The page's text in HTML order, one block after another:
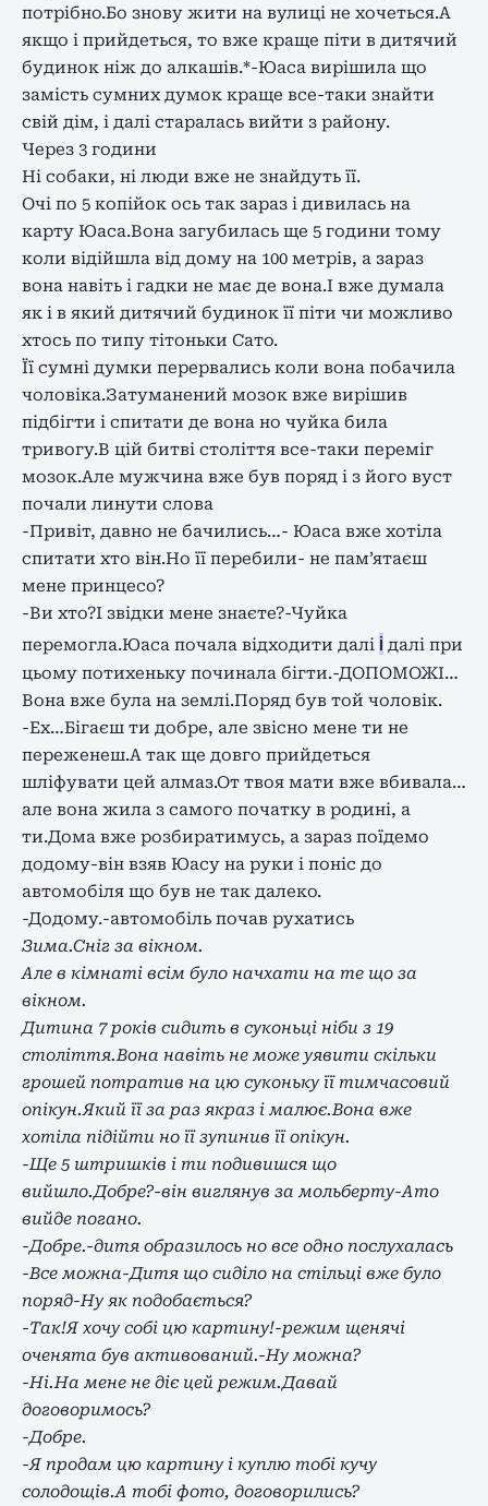
потрібно.Бо знову жити на вулиці не хочеться.А
якщо і прийдеться, то вже краще піти в дитячий
будинок ніж до алкашів.*-Юаса вирішила що
замість сумних думок краще все-таки знайти
свій дім, і далі старалась вийти з району.
Через 3 години
Ні собаки, ні люди вже не знайдуть її.
Очі по 5 копійок ось так зараз і дивилась на
карту Юаса.Вона загубилась ще 5 години тому
коли відійшла від дому на 100 метрів, а зараз
вона навіть і гадки не має де вона.І вже думала
як і в який дитячий будинок її піти чи можливо
хтось по типу тітоньки Сато.
Її сумні думки перервались коли вона побачила
чоловіка.Затуманений мозок вже вирішив
підбігти і спитати де вона но чуйка била
тривогу.В цій битві століття все-таки переміг
мозок.Але мужчина вже був поряд і з його вуст
почали линути слова
-Привіт, давно не бачились…- Юаса вже хотіла
спитати хто він.Но її перебили- не пам’ятаєш
мене принцесо?
-Ви хто?І звідки мене знаєте?-Чуйка
перемогла.Юаса почала відходити далі і далі при
цьому потихеньку починала бігти.-ДОПОМОЖІ…
Вона вже була на землі.Поряд був той чоловік.
-Ех…Бігаєш ти добре, але звісно мене ти не
переженеш.А так ще довго прийдеться
шліфувати цей алмаз.От твоя мати вже вбивала…
але вона жила з самого початку в родині, а
ти.Дома вже розбиратимусь, а зараз поїдемо
додому-він взяв Юасу на руки і поніс до
автомобіля що був не так далеко.
-Додому.-автомобіль почав рухатись
Зима.Сніг за вікном.
Але в кімнаті всім було начхати на те що за
вікном.
Дитина 7 років сидить в суконьці ніби з 19
століття.Вона навіть не може уявити скільки
грошей потратив на цю суконьку її тимчасовий
опікун.Який її за раз якраз і малює.Вона вже
хотіла підійти но її зупинив її опікун.
-Ще 5 штришків і ти подивишся що
вийшло.Добре?-він виглянув за мольберту-Ато
вийде погано.
-Добре.-дитя образилось но все одно послухалась
-Все можна-Дитя що сиділо на стільці вже було
поряд-Ну як подобається?
-Так!Я хочу собі цю картину!-режим щенячі
оченята був активований.-Ну можна?
-Ні.На мене не діє цей режим.Давай
договоримось?
-Добре.
-Я продам цю картину і куплю тобі кучу
солодощів.А тобі фото, договорились?